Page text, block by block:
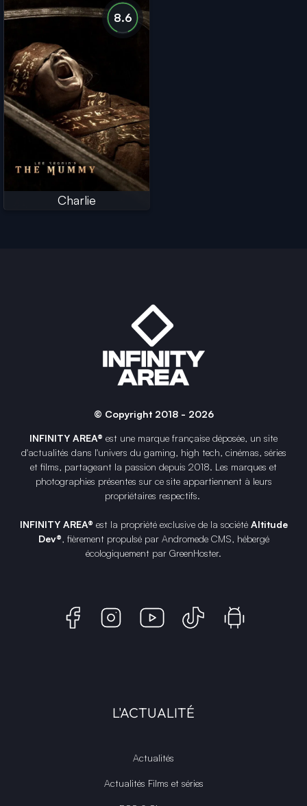
8.6
Charlie
© Copyright 2018 - 2026
INFINITY AREA® est une marque française déposée, un site
d'actualités dans l'univers du gaming, high tech, cinémas, séries
et films, partageant la passion depuis 2018. Les marques et
photographies présentes sur ce site appartiennent à leurs
propriétaires respectifs.
INFINITY AREA® est la propriété exclusive de la société Altitude
Dev®, fièrement propulsé par Andromede CMS, hébergé
écologiquement par GreenHoster.
L'ACTUALITÉ
Actualités
Actualités Films et séries